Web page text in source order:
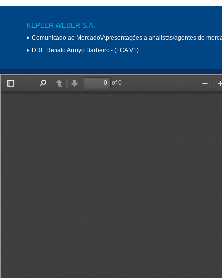
KEPLER WEBER S.A.
Comunicado ao Mercado\Apresentações a analistas/agentes do
DRI: Renato Arroyo Barbeiro - (FCA V1)